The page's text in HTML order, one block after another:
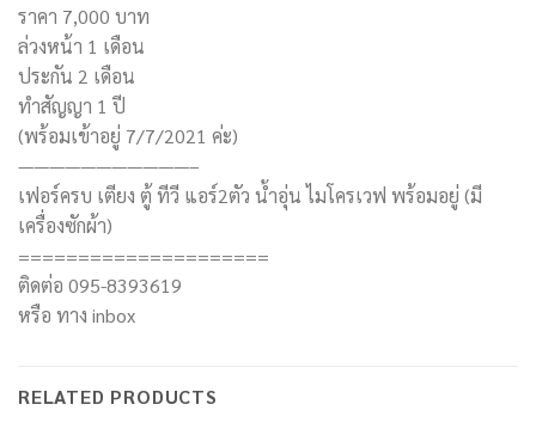
ราคา 7,000 บาท
ล่วงหน้า 1 เดือน
ประกัน 2 เดือน
ทำสัญญา 1 ปี
(พร้อมเข้าอยู่ 7/7/2021 ค่ะ)
———————————–
เฟอร์ครบ เตียง ตู้ ทีวี แอร์2ตัว น้ำอุ่น ไมโครเวฟ พร้อมอยู่ (มี
เครื่องซักผ้า)
=====================
ติดต่อ 095-8393619
หรือ ทาง inbox
RELATED PRODUCTS